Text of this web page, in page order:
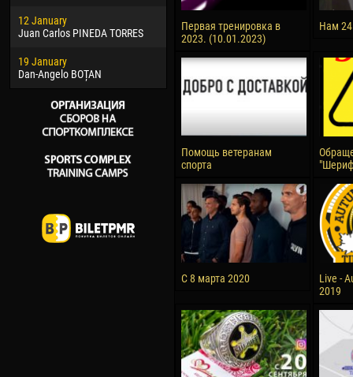
12 January
Juan Carlos PINEDA TORRES
19 January
Dan-Angelo BOȚAN
26 March
Vitor Hugo Morais de OLIVEIRA
28 March
Raí LOPES DE OLIVEIRA
10
Ivan
Первая тренировка в
2023. (10.01.2023)
Нам
Помощь ветеранам
спорта
С 8 марта 2020
Live -
2019